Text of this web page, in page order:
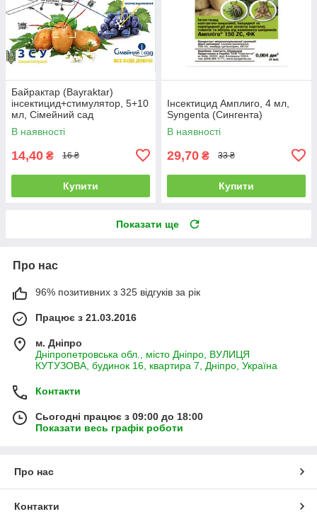
Байрактар (Bayraktar)
інсектицид+стимулятор, 5+10
мл, Сімейний сад
В наявності
14,40 ₴ 16 ₴
Купити
Інсектицид Амплиго, 4 мл,
Syngenta (Сингента)
В наявності
29,70 ₴ 33 ₴
Купити
Показати ще
Про нас
96% позитивних з 325 відгуків за рік
Працює з 21.03.2016
м. Дніпро
Дніпропетровська обл., місто Дніпро, ВУЛИЦЯ
КУТУЗОВА, будинок 16, квартира 7, Дніпро, Україна
Контакти
Сьогодні працює з 09:00 до 18:00
Показати весь графік роботи
Про нас
Контакти